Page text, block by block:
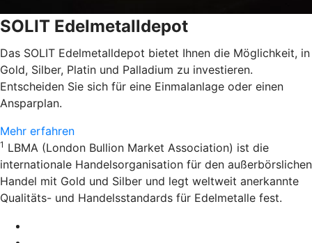
SOLIT Edelmetalldepot
Das SOLIT Edelmetalldepot bietet Ihnen die Möglichkeit, in
Gold, Silber, Platin und Palladium zu investieren.
Entscheiden Sie sich für eine Einmalanlage oder einen
Ansparplan.
Mehr erfahren
1 LBMA (London Bullion Market Association) ist die
internationale Handelsorganisation für den außerbörslichen
Handel mit Gold und Silber und legt weltweit anerkannte
Qualitäts- und Handelsstandards für Edelmetalle fest.